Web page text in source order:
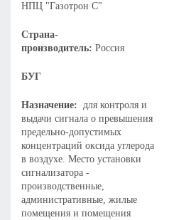
НПЦ "Газотрон С"
Страна-
производитель: Россия
БУГ
Назначение: для контроля и
выдачи сигнала о превышения
предельно-допустимых
концентраций оксида углерода
в воздухе. Место установки
сигнализатора -
производственные,
административные, жилые
помещения и помещения